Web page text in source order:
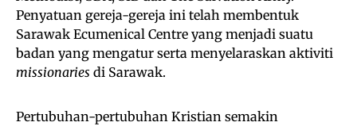
Penyatuan gereja-gereja ini telah membentuk
Sarawak Ecumenical Centre yang menjadi suatu
badan yang mengatur serta menyelaraskan aktiviti
missionaries di Sarawak.
Pertubuhan-pertubuhan Kristian semakin